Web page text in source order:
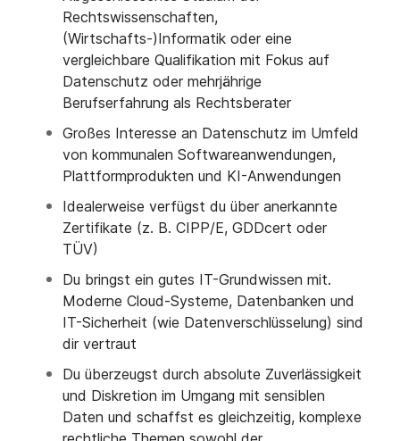
Rechtswissenschaften,
(Wirtschafts-)Informatik oder eine
vergleichbare Qualifikation mit Fokus auf
Datenschutz oder mehrjährige
Berufserfahrung als Rechtsberater
Großes Interesse an Datenschutz im Umfeld
von kommunalen Softwareanwendungen,
Plattformprodukten und KI-Anwendungen
Idealerweise verfügst du über anerkannte
Zertifikate (z. B. CIPP/E, GDDcert oder
TÜV)
Du bringst ein gutes IT-Grundwissen mit.
Moderne Cloud-Systeme, Datenbanken und
IT-Sicherheit (wie Datenverschlüsselung) sind
dir vertraut
Du überzeugst durch absolute Zuverlässigkeit
und Diskretion im Umgang mit sensiblen
Daten und schaffst es gleichzeitig, komplexe